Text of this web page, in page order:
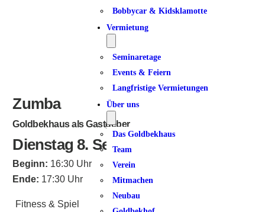
Bobbycar & Kidsklamotte
Vermietung
Seminaretage
Events & Feiern
Langfristige Vermietungen
Über uns
Das Goldbekhaus
Team
Verein
Mitmachen
Neubau
Zumba
Goldbekhaus als Gastgeber
Dienstag 8. September 2026
Beginn: 16:30 Uhr
Ende: 17:30 Uhr
Fitness & Spiel